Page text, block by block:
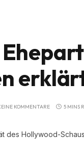
KOMMENTARE 5 MINS